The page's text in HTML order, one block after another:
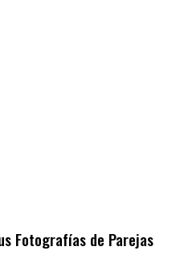
Fotografías de Parejas